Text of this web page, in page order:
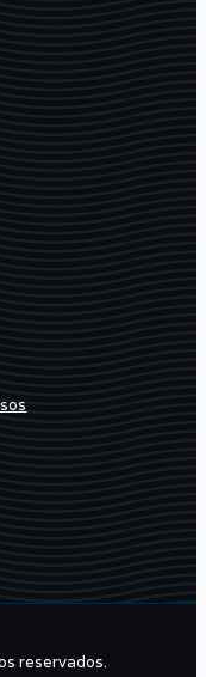
reservados.